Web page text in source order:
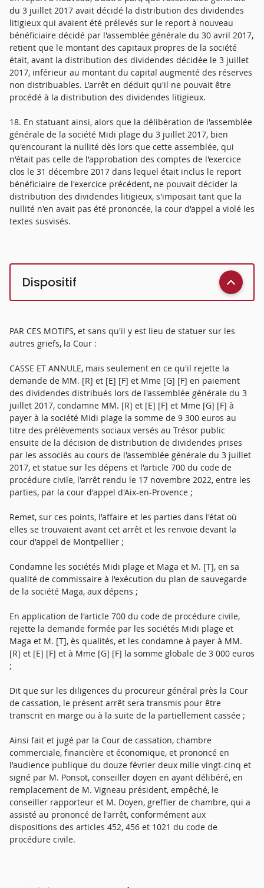
du 3 juillet 2017 avait décidé la distribution des dividendes
litigieux qui avaient été prélevés sur le report à nouveau
bénéficiaire décidé par l'assemblée générale du 30 avril 2017,
retient que le montant des capitaux propres de la société
était, avant la distribution des dividendes décidée le 3 juillet
2017, inférieur au montant du capital augmenté des réserves
non distribuables. L'arrêt en déduit qu'il ne pouvait être
procédé à la distribution des dividendes litigieux.
18. En statuant ainsi, alors que la délibération de l'assemblée
générale de la société Midi plage du 3 juillet 2017, bien
qu'encourant la nullité dès lors que cette assemblée, qui
n'était pas celle de l'approbation des comptes de l'exercice
clos le 31 décembre 2017 dans lequel était inclus le report
bénéficiaire de l'exercice précédent, ne pouvait décider la
distribution des dividendes litigieux, s'imposait tant que la
nullité n'en avait pas été prononcée, la cour d'appel a violé les
textes susvisés.
Dispositif
PAR CES MOTIFS, et sans qu'il y est lieu de statuer sur les
autres griefs, la Cour :
CASSE ET ANNULE, mais seulement en ce qu'il rejette la
demande de MM. [R] et [E] [F] et Mme [G] [F] en paiement
des dividendes distribués lors de l'assemblée générale du 3
juillet 2017, condamne MM. [R] et [E] [F] et Mme [G] [F] à
payer à la société Midi plage la somme de 9 300 euros au
titre des prélèvements sociaux versés au Trésor public
ensuite de la décision de distribution de dividendes prises
par les associés au cours de l'assemblée générale du 3 juillet
2017, et statue sur les dépens et l'article 700 du code de
procédure civile, l'arrêt rendu le 17 novembre 2022, entre les
parties, par la cour d'appel d'Aix-en-Provence ;
Remet, sur ces points, l'affaire et les parties dans l'état où
elles se trouvaient avant cet arrêt et les renvoie devant la
cour d'appel de Montpellier ;
Condamne les sociétés Midi plage et Maga et M. [T], en sa
qualité de commissaire à l'exécution du plan de sauvegarde
de la société Maga, aux dépens ;
En application de l'article 700 du code de procédure civile,
rejette la demande formée par les sociétés Midi plage et
Maga et M. [T], ès qualités, et les condamne à payer à MM.
[R] et [E] [F] et à Mme [G] [F] la somme globale de 3 000 euros
;
Dit que sur les diligences du procureur général près la Cour
de cassation, le présent arrêt sera transmis pour être
transcrit en marge ou à la suite de la partiellement cassée ;
Ainsi fait et jugé par la Cour de cassation, chambre
commerciale, financière et économique, et prononcé en
l'audience publique du douze février deux mille vingt-cinq et
signé par M. Ponsot, conseiller doyen en ayant délibéré, en
remplacement de M. Vigneau président, empêché, le
conseiller rapporteur et M. Doyen, greffier de chambre, qui a
assisté au prononcé de l'arrêt, conformément aux
dispositions des articles 452, 456 et 1021 du code de
procédure civile.